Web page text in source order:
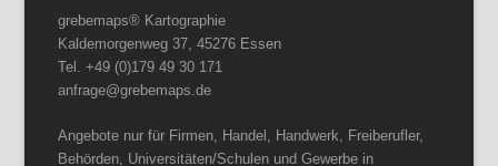
grebemaps® Kartographie
Kaldemorgenweg 37, 45276 Essen
Tel. +49 (0)179 49 30 171
anfrage@grebemaps.de
Angebote nur für Firmen, Handel, Handwerk, Freiberufler,
Behörden, Universitäten/Schulen und Gewerbe in